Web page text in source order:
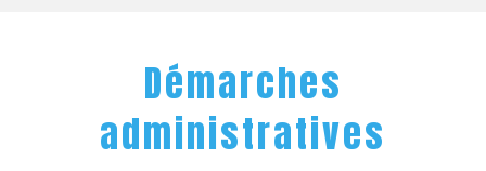
Démarches
administratives